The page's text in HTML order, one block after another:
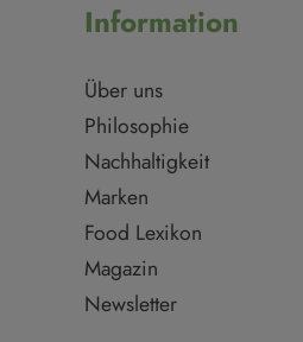
Information
Über uns
Philosophie
Nachhaltigkeit
Marken
Food Lexikon
Magazin
Newsletter